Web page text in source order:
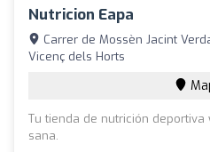
Nutricion Eapa
Carrer de Mossèn Jacint
Vicenç dels Horts
Tu tienda de nutrición
sana.